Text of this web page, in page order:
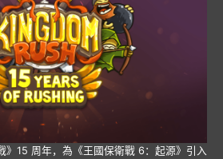
》15 周年，為《王國保衛戰 6：起源》引入